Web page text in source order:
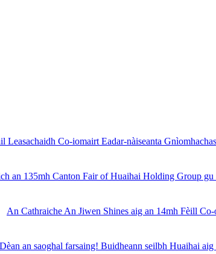
Leasachaidh Co-iomairt Eadar-nàiseanta
an 135mh Canton Fair of Huaihai Holding Group gu
An Cathraiche An Jiwen Shines aig an 14mh Fèill
Dèan an saoghal farsaing! Buidheann seilbh Huaihai